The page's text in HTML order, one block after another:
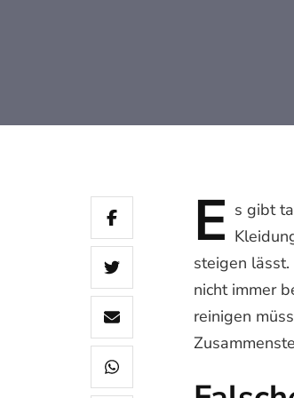
E s gibt
steigen
nicht immer
reinigen